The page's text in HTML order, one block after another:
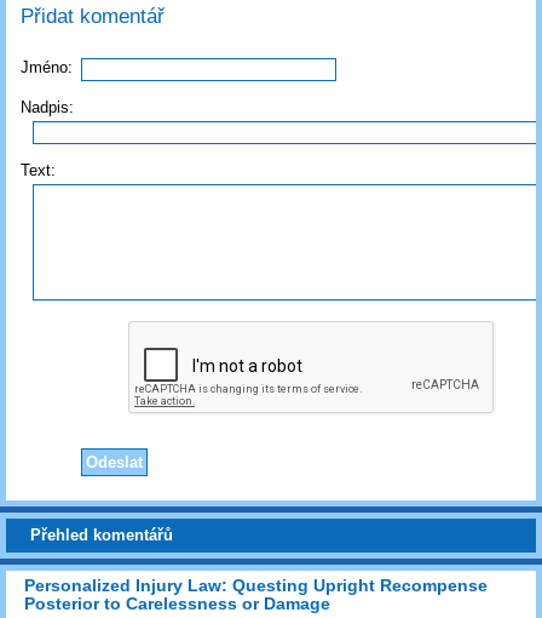
Přidat komentář
Jméno:
Nadpis:
Text:
Přehled komentářů
Personalized Injury Law: Questing Upright Recompense
Posterior to Carelessness or Damage